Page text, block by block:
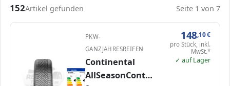
Passende Reifen in 215/45 R18
152Artikel gefunden Seite 1 von 7
ENERG 1475302
Continental 0320122000
215/45 R18 93V C1
A
B B
C
D
A
B B
C
D
PKW-
GANZJAHRESREIFEN
Continental
AllSeasonContact
148 ,10€
pro Stück, inkl.
MwSt.*
✓ auf Lager